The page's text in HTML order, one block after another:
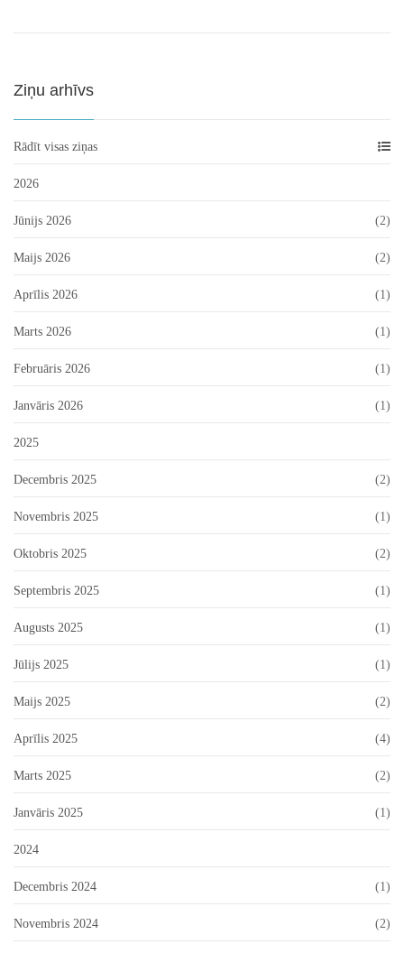
Ziņu arhīvs
Rādīt visas ziņas
2026
Jūnijs 2026 (2)
Maijs 2026 (2)
Aprīlis 2026 (1)
Marts 2026 (1)
Februāris 2026 (1)
Janvāris 2026 (1)
2025
Decembris 2025 (2)
Novembris 2025 (1)
Oktobris 2025 (2)
Septembris 2025 (1)
Augusts 2025 (1)
Jūlijs 2025 (1)
Maijs 2025 (2)
Aprīlis 2025 (4)
Marts 2025 (2)
Janvāris 2025 (1)
2024
Decembris 2024 (1)
Novembris 2024 (2)